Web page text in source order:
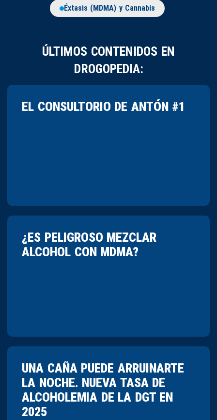
Éxtasis (MDMA) y Cannabis
ÚLTIMOS CONTENIDOS EN
DROGOPEDIA:
EL CONSULTORIO DE ANTÓN #1
¿ES PELIGROSO MEZCLAR
ALCOHOL CON MDMA?
UNA CAÑA PUEDE ARRUINARTE
LA NOCHE. NUEVA TASA DE
ALCOHOLEMIA DE LA DGT EN
2025